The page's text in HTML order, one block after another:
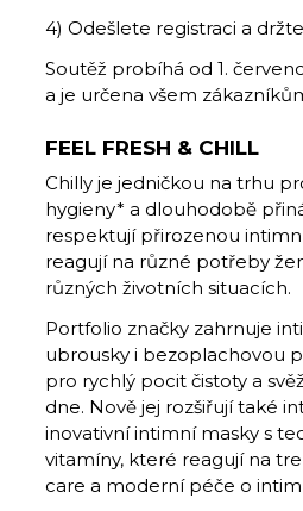
4) Odešlete registraci a
Soutěž probíhá od 1.
a je určena všem
FEEL FRESH & CHILL
Chilly je jedničkou na trhu
hygieny* a dlouhodobě
respektují přirozenou
reagují na různé potřeby
různých životních situacích.
Portfolio značky zahrnuje
ubrousky i bezoplachovou
pro rychlý pocit čistoty a
dne. Nově jej rozšiřují také
inovativní intimní masky s
vitamíny, které reagují na
care a moderní péče o